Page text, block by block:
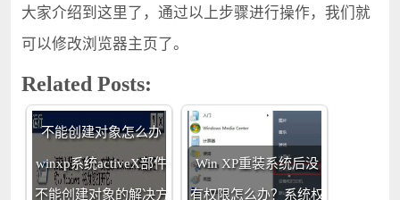
大家介绍到这里了，通过以上步骤进行操作，我们就
可以修改浏览器主页了。
Related Posts:
winxp系统activeX部件
不能创建对象怎么办
winxp系统activeX部件
不能创建对象的解决方
Win XP重装系统后没
有权限怎么办？系统权